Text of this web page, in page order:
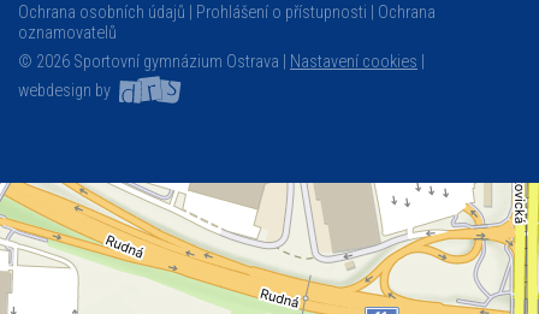
Ochrana osobních údajů Prohlášení o přístupnosti
Ochrana
oznamovatelů
© 2026 Sportovní gymnázium Ostrava |
Nastavení cookies
webdesign by